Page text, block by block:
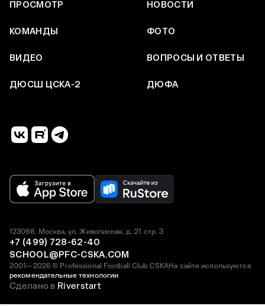
ПРОСМОТР НОВОСТИ
КОМАНДЫ ФОТО
ВИДЕО ВОПРОСЫ И ОТВЕТЫ
ДЮСШ ЦСКА-2 ДЮФА
2001—2026 © Professional Football Club CSKAНа сайте используются
рекомендательные технологии
123098, Москва, ул. Живописная, д. 21 стр. 3
+7 (499) 728-62-40
SCHOOL@PFC-CSKA.COM
Сделано в Riverstart